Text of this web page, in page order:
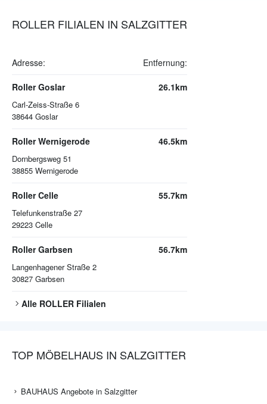
ROLLER FILIALEN IN SALZGITTER
Adresse: Entfernung:
Roller Goslar
Carl-Zeiss-Straße 6
38644 Goslar
26.1km
Roller Wernigerode
Dornbergsweg 51
38855 Wernigerode
46.5km
Roller Celle
Telefunkenstraße 27
29223 Celle
55.7km
Roller Garbsen
Langenhagener Straße 2
30827 Garbsen
56.7km
Alle ROLLER Filialen
TOP MÖBELHAUS IN SALZGITTER
BAUHAUS Angebote in Salzgitter